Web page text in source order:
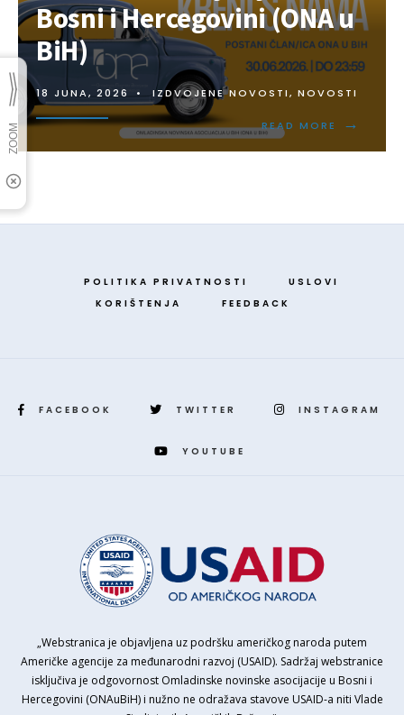
Bosni i Hercegovini (ONA u
BiH)
18 JUNA, 2026 • IZDVOJENE NOVOSTI, NOVOSTI
READ MORE →
POLITIKA PRIVATNOSTI
USLOVI
KORIŠTENJA
FEEDBACK
FACEBOOK TWITTER INSTAGRAM
YOUTUBE
„Webstranica je objavljena uz podršku američkog naroda putem
Američke agencije za međunarodni razvoj (USAID). Sadržaj webstranice
isključiva je odgovornost Omladinske novinske asocijacije u Bosni i
Hercegovini (ONAuBiH) i nužno ne odražava stavove USAID-a niti Vlade